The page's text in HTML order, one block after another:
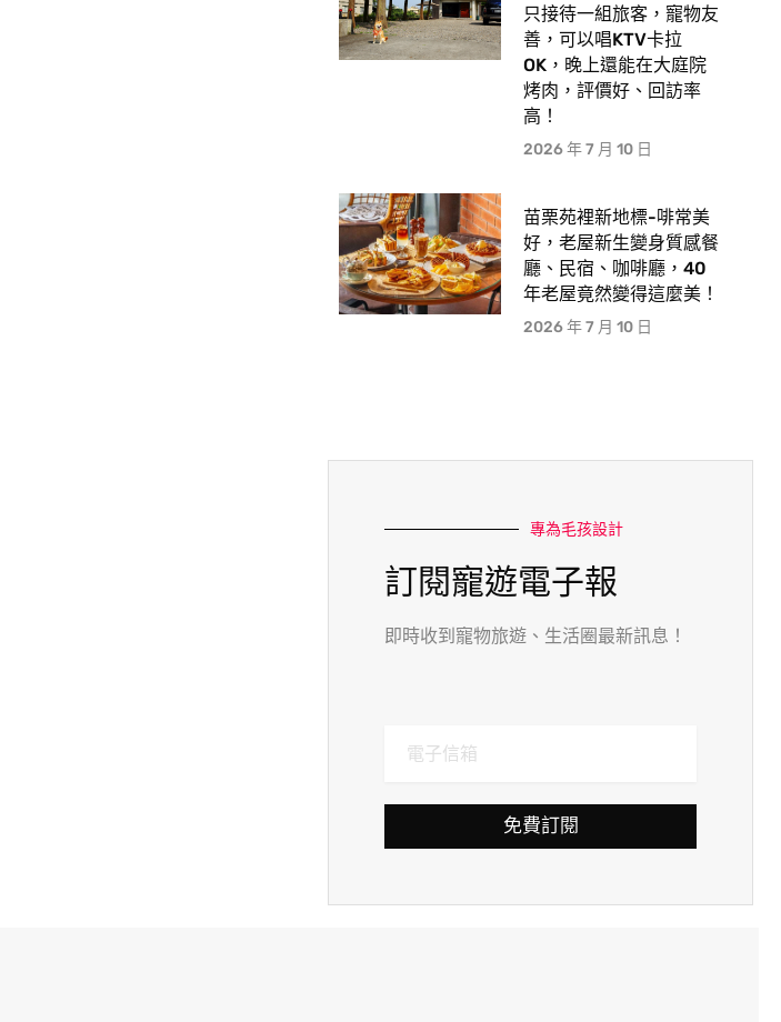
只接待一組旅客，寵物友
善，可以唱KTV卡拉
OK，晚上還能在大庭院
烤肉，評價好、回訪率
高！
2026 年 7 月 10 日
苗栗苑裡新地標-啡常美
好，老屋新生變身質感餐
廳、民宿、咖啡廳，40
年老屋竟然變得這麼美！
2026 年 7 月 10 日
專為毛孩設計
訂閱寵遊電子報
即時收到寵物旅遊、生活圈最新訊息！
免費訂閱